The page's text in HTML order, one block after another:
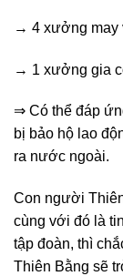
→ 4 xưởng may
→ 1 xưởng gia
⇒ Có thể đáp
bị bảo hộ lao
ra nước ngoài.
Con người
cùng với đó là
tập đoàn, thì
Thiên Bằng sẽ